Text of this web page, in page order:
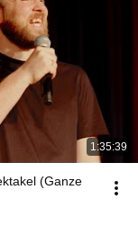
1:35:39
(Ganze